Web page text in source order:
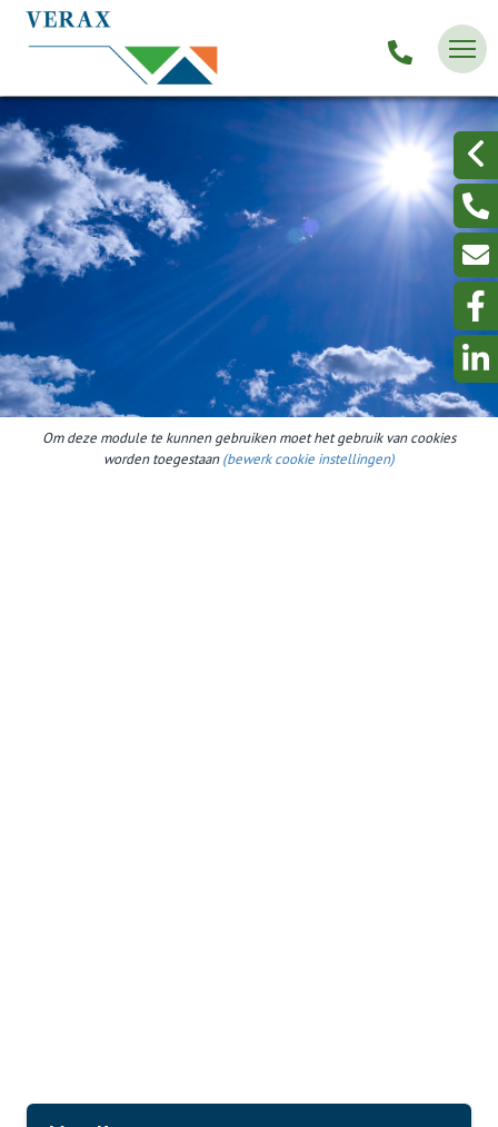
Om deze module te kunnen gebruiken moet het gebruik van cookies
worden toegestaan(bewerk cookie instellingen)